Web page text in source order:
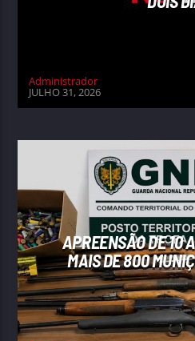
Administrador
JULHO 31, 2026
APREENSÃO DE 10
MAIS DE 800